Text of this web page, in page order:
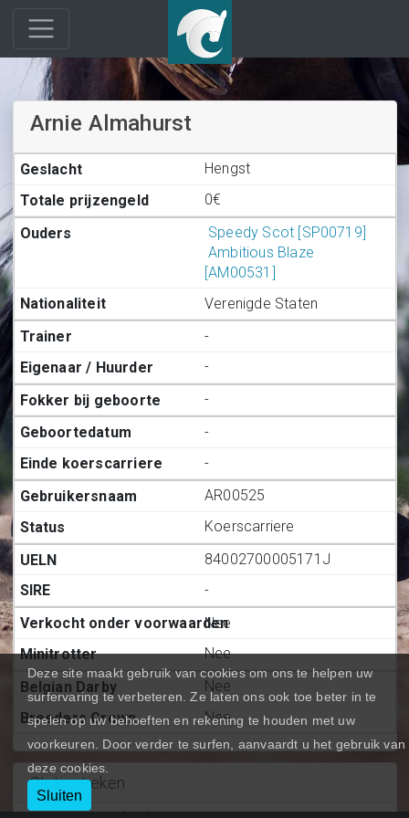
Arnie Almahurst
Hengst
0€
Speedy Scot [SP00719]
Ambitious Blaze
[AM00531]
Verenigde Staten
-
-
-
-
-
AR00525
Koerscarriere
84002700005171J
-
Nee
Nee
Nee
Nee
Statiestieken
Deze site maakt gebruik van cookies om ons te helpen uw
surfervaring te verbeteren. Ze laten ons ook toe beter in te
spelen op uw behoeften en rekening te houden met uw
voorkeuren. Door verder te surfen, aanvaardt u het gebruik van
deze cookies.
Sluiten